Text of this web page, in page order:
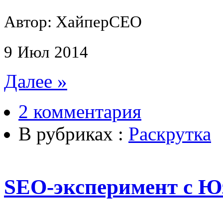
Автор: ХайперСЕО
9 Июл 2014
Далее »
2 комментария
В рубриках : Раскрутка
SEO-эксперимент с